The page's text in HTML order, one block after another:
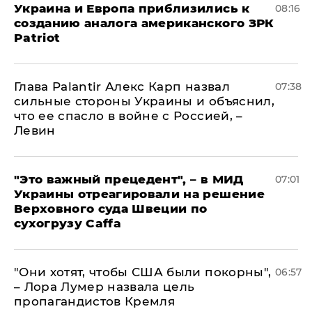
Украина и Европа приблизились к
созданию аналога американского ЗРК
Patriot
08:16
Глава Palantir Алекс Карп назвал
сильные стороны Украины и объяснил,
что ее спасло в войне с Россией, –
Левин
07:38
"Это важный прецедент", – в МИД
Украины отреагировали на решение
Верховного суда Швеции по
сухогрузу Caffa
07:01
"Они хотят, чтобы США были покорны",
– Лора Лумер назвала цель
пропагандистов Кремля
06:57